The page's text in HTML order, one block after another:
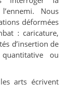
Nous
déformées
: caricature,
d’insertion de
ou
arts écrivent